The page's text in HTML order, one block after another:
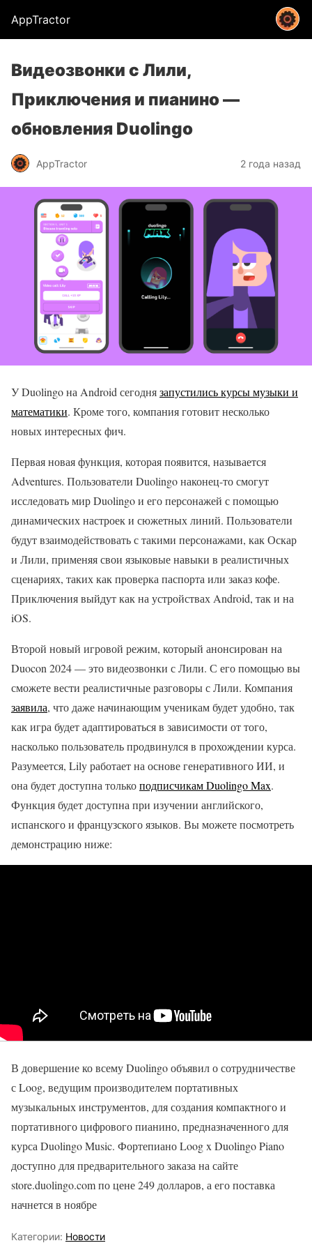
AppTractor
Видеозвонки с Лили,
Приключения и пианино —
обновления Duolingo
AppTractor 2 года назад
У Duolingo на Android сегоднязапустились курсы музыки и
математики. Кроме того, компания готовит несколько
новых интересных фич.
Первая новая функция, которая появится, называется
Adventures. Пользователи Duolingo наконец-то смогут
исследовать мир Duolingo и его персонажей с помощью
динамических настроек и сюжетных линий. Пользователи
будут взаимодействовать с такими персонажами, как Оскар
и Лили, применяя свои языковые навыки в реалистичных
сценариях, таких как проверка паспорта или заказ кофе.
Приключения выйдут как на устройствах Android, так и на
iOS.
Второй новый игровой режим, который анонсирован на
Duocon 2024 — это видеозвонки с Лили. С его помощью вы
сможете вести реалистичные разговоры с Лили. Компания
заявила, что даже начинающим ученикам будет удобно, так
как игра будет адаптироваться в зависимости от того,
насколько пользователь продвинулся в прохождении курса.
Разумеется, Lily работает на основе генеративного ИИ, и
она будет доступна толькоподписчикам Duolingo Max.
Функция будет доступна при изучении английского,
испанского и французского языков. Вы можете посмотреть
демонстрацию ниже:
В довершение ко всему Duolingo объявил о сотрудничестве
с Loog, ведущим производителем портативных
музыкальных инструментов, для создания компактного и
портативного цифрового пианино, предназначенного для
курса Duolingo Music. Фортепиано Loog x Duolingo Piano
доступно для предварительного заказа на сайте
store.duolingo.com по цене 249 долларов, а его поставка
начнется в ноябре
Категории: Новости